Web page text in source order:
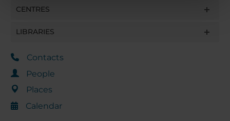
pubblicità e social media, i quali potrebbero combinarle
CENTRES
LIBRARIES
Contacts
People
Places
Calendar